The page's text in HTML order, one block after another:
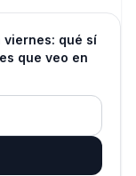
qué sí
que veo en